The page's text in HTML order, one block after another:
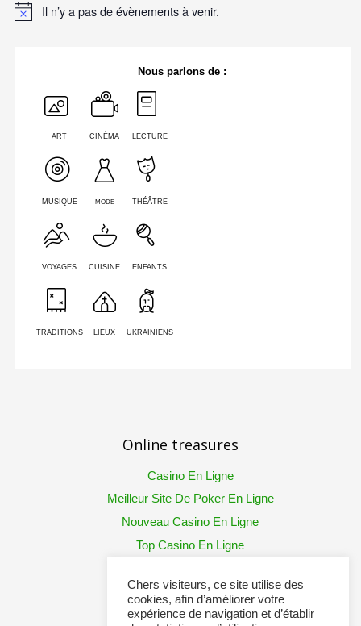
Il n’y a pas de évènements à venir.
Nous parlons de :
ART CINÉMA LECTURE
MUSIQUE MODE THÉÂTRE
VOYAGES CUISINE ENFANTS
TRADITIONS LIEUX UKRAINIENS
Online treasures
Casino En Ligne
Meilleur Site De Poker En Ligne
Nouveau Casino En Ligne
Top Casino En Ligne
Chers visiteurs, ce site utilise des
cookies, afin d’améliorer votre
expérience de navigation et d’établir